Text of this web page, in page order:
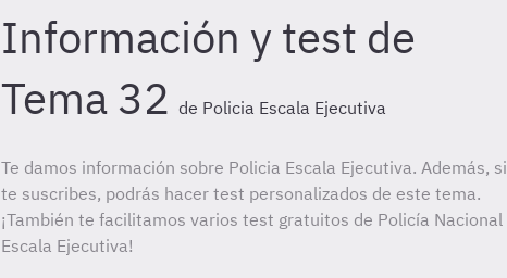
Información y test de
Tema 32 de Policia Escala Ejecutiva
Te damos información sobre Policia Escala Ejecutiva. Además, si
te suscribes, podrás hacer test personalizados de este tema.
¡También te facilitamos varios test gratuitos de Policía Nacional
Escala Ejecutiva!